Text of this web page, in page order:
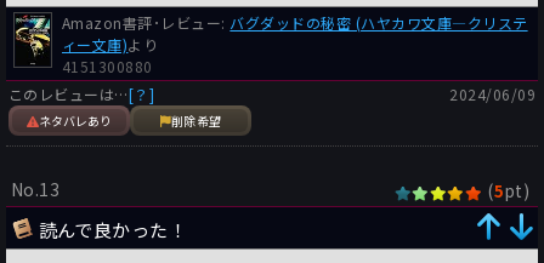
Amazon書評･レビュー: バグダッドの秘密 (ハヤカワ文庫―クリステ
ィー文庫)より
4151300880
このレビューは…[？]
ネタバレあり 削除希望
2024/06/09
No.13 (5pt)
読んで良かった！